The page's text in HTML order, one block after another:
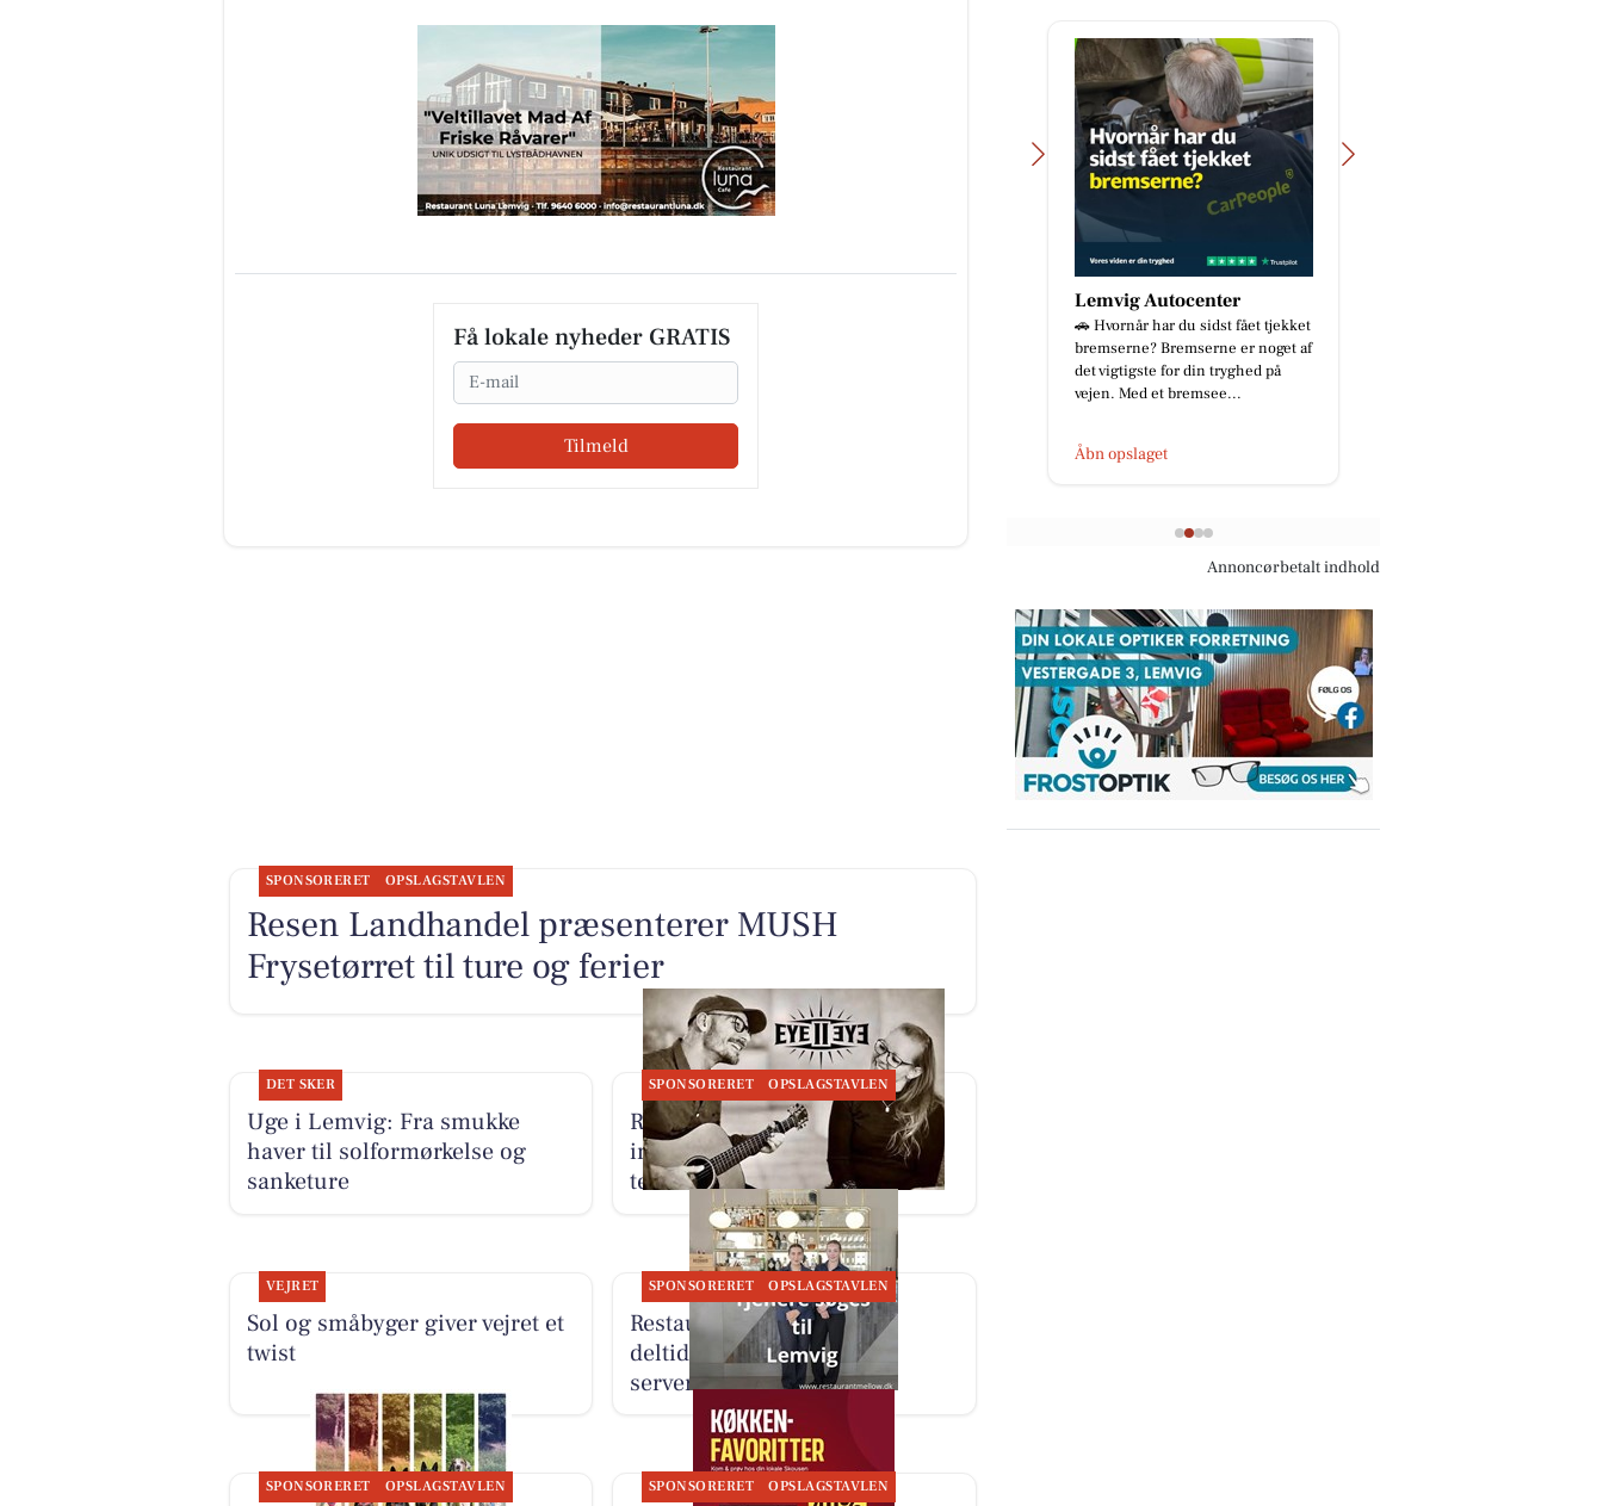
Få lokale nyheder GRATIS
Email
Tilmeld
📢📢📢📢 ER DET DIG VI SØGER??
Tjenere/serveringspersonale søges
til restaurant lige udenfor Lemvig
Lemvig Autocenter
🚗 Hvornår har du sidst fået tjekket
bremserne? Bremserne er noget af
det vigtigste for din tryghed på
vejen. Med et bremsee...
Åbn opslaget
Annoncørbetalt indhold
SPONSORERET OPSLAGSTAVLEN
Resen Landhandel præsenterer MUSH
Frysetørret til ture og ferier
DET SKER
Uge i Lemvig: Fra smukke
haver til solformørkelse og
sanketure
SPONSORERET OPSLAGSTAVLEN
Restaurant Luna Lemvig
inviterer til levende musik på
terrassen
VEJRET
Sol og småbyger giver vejret et
twist
SPONSORERET OPSLAGSTAVLEN
Restaurant Mellow søger
deltidsansatte tjenere og
serveringspersonale
SPONSORERET OPSLAGSTAVLEN SPONSORERET OPSLAGSTAVLEN